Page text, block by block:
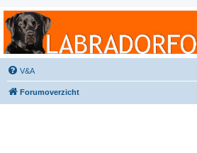
Labradorforum
Het gezelligste Labradorforum van Nederland en België!
V&A
Forumoverzicht